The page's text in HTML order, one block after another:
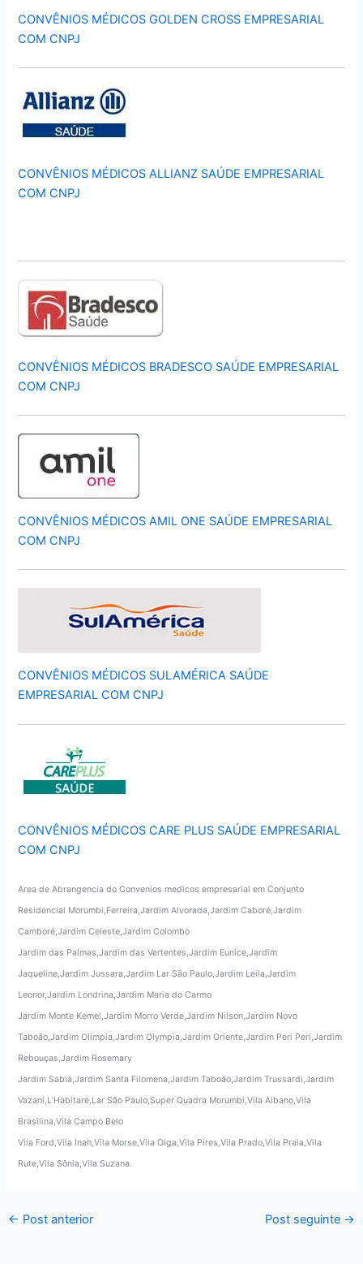
CONVÊNIOS MÉDICOS GOLDEN CROSS EMPRESARIAL
COM CNPJ
CONVÊNIOS MÉDICOS ALLIANZ SAÚDE EMPRESARIAL
COM CNPJ
CONVÊNIOS MÉDICOS BRADESCO SAÚDE EMPRESARIAL
COM CNPJ
CONVÊNIOS MÉDICOS AMIL ONE SAÚDE EMPRESARIAL
COM CNPJ
CONVÊNIOS MÉDICOS SULAMÉRICA SAÚDE
EMPRESARIAL COM CNPJ
CONVÊNIOS MÉDICOS CARE PLUS SAÚDE EMPRESARIAL
COM CNPJ
Area de Abrangencia do Convenios medicos empresarial em Conjunto
Residencial Morumbi,Ferreira,Jardim Alvorada,Jardim Caboré,Jardim
Camboré,Jardim Celeste,Jardim Colombo
Jardim das Palmas,Jardim das Vertentes,Jardim Eunice,Jardim
Jaqueline,Jardim Jussara,Jardim Lar São Paulo,Jardim Leila,Jardim
Leonor,Jardim Londrina,Jardim Maria do Carmo
Jardim Monte Kemel,Jardim Morro Verde,Jardim Nilson,Jardim Novo
Taboão,Jardim Olímpia,Jardim Olympia,Jardim Oriente,Jardim Peri Peri,Jardim
Rebouças,Jardim Rosemary
Jardim Sabiá,Jardim Santa Filomena,Jardim Taboão,Jardim Trussardi,Jardim
Vazani,L’Habitare,Lar São Paulo,Super Quadra Morumbi,Vila Albano,Vila
Brasilina,Vila Campo Belo
Vila Ford,Vila Inah,Vila Morse,Vila Olga,Vila Pires,Vila Prado,Vila Praia,Vila
Rute,Vila Sônia,Vila Suzana.
← Post anterior Post seguinte →